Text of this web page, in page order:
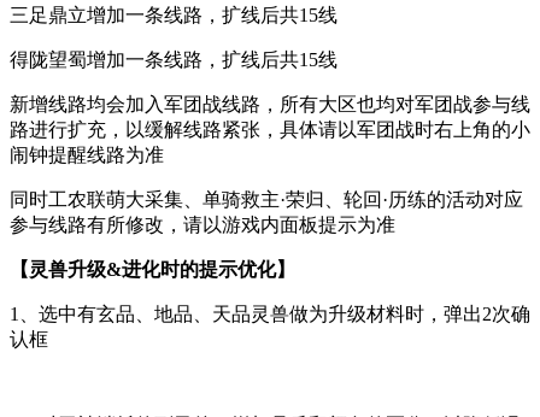
三足鼎立增加一条线路，扩线后共15线
得陇望蜀增加一条线路，扩线后共15线
新增线路均会加入军团战线路，所有大区也均对军团战参与线
路进行扩充，以缓解线路紧张，具体请以军团战时右上角的小
闹钟提醒线路为准
同时工农联萌大采集、单骑救主·荣归、轮回·历练的活动对应
参与线路有所修改，请以游戏内面板提示为准
【灵兽升级&进化时的提示优化】
1、选中有玄品、地品、天品灵兽做为升级材料时，弹出2次确
认框